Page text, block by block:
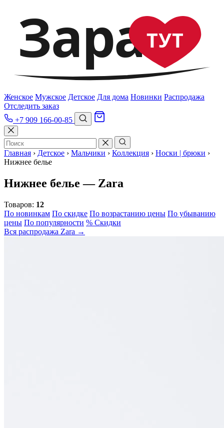
ЗараТУТ
Женское Мужское Детское Для дома Новинки Распродажа
Отследить заказ
+7 909 166-00-85
Главная › Детское › Мальчики › Коллекция › Носки | брюки ›
Нижнее белье
Нижнее белье — Zara
Товаров: 12
По новинкам По скидке По возрастанию цены По убыванию
цены По популярности % Скидки
Вся распродажа Zara →